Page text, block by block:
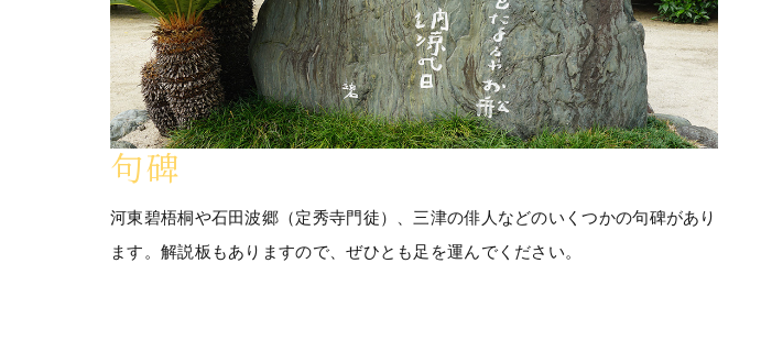
句碑
河東碧梧桐や石田波郷（定秀寺門徒）、三津の俳人などのいくつかの句碑があり
ます。解説板もありますので、ぜひとも足を運んでください。